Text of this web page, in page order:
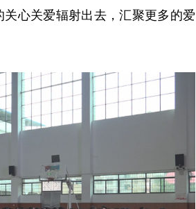
心关爱辐射出去，汇聚更多的爱